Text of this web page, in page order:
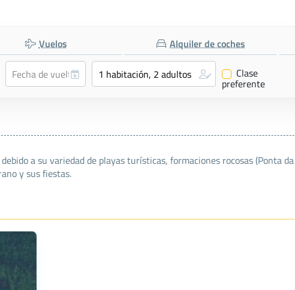
Vuelos Alquiler de coches
✔ Clase
preferente
a su variedad de playas turísticas, formaciones rocosas (Ponta
y sus fiestas.